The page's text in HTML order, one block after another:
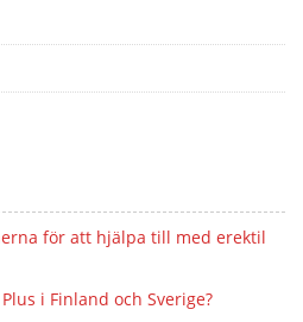
för att hjälpa till med erektil
i Finland och Sverige?